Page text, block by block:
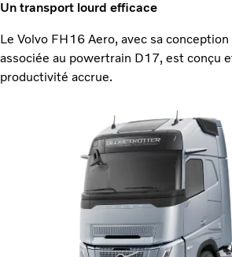
Un transport lourd efficace
Le Volvo FH16 Aero, avec sa
associée au powertrain D17, est conçu
productivité accrue.